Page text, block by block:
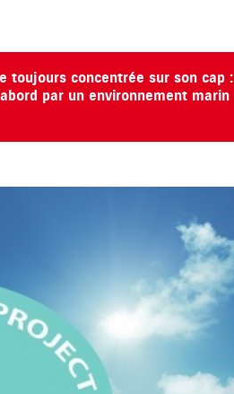
toujours concentrée sur son cap :
par un environnement marin